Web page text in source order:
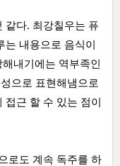
같다. 최강칠우는 퓨
내용으로 음식이
내기에는 역부족인
으로 표현해냄으로
근 할 수 있는 점이
로도 계속 독주를 하